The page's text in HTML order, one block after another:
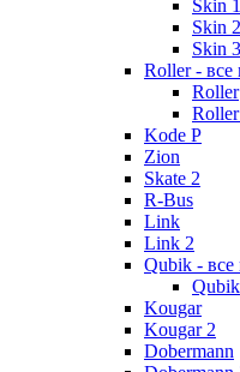
Skin
Skin
Skin
Roller - все
Roller
Kode P
Zion
Skate 2
R-Bus
Link
Link 2
Qubik - все
Qubik
Kougar
Kougar 2
Dobermann